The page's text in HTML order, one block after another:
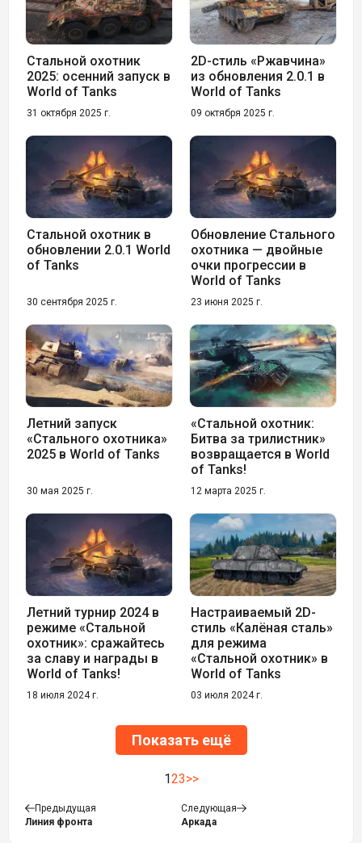
Стальной охотник
2025: осенний запуск в
World of Tanks
31 октября 2025 г.
2D-стиль «Ржавчина»
из обновления 2.0.1 в
World of Tanks
09 октября 2025 г.
Стальной охотник в
обновлении 2.0.1 World
of Tanks
30 сентября 2025 г.
Обновление Стального
охотника — двойные
очки прогрессии в
World of Tanks
23 июня 2025 г.
Летний запуск
«Стального охотника»
2025 в World of Tanks
30 мая 2025 г.
«Стальной охотник:
Битва за трилистник»
возвращается в World
of Tanks!
12 марта 2025 г.
Летний турнир 2024 в
режиме «Стальной
охотник»: сражайтесь
за славу и награды в
World of Tanks!
18 июля 2024 г.
Настраиваемый 2D-
cтиль «Калёная сталь»
для режима
«Стальной охотник» в
World of Tanks
03 июля 2024 г.
Показать ещё
123>>
Предыдущая
Линия фронта
Следующая
Аркада